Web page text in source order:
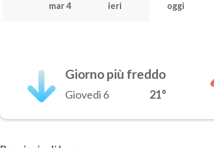
mar 4 ieri oggi
Giorno più freddo
Giovedì 6 21°